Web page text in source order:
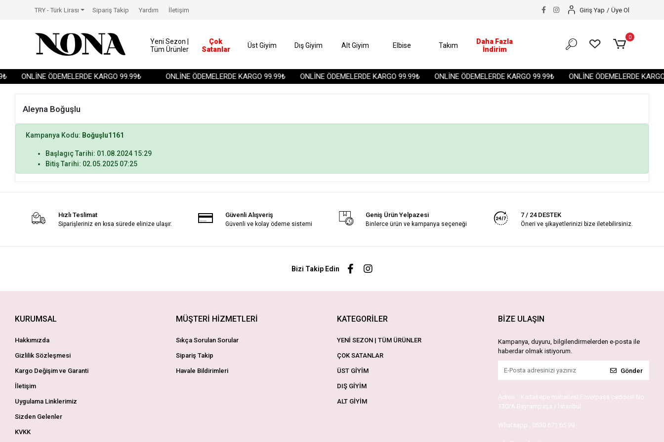
ONLİNE ÖDEMELERDE KARGO 99.99₺ ONLİNE ÖDEMELERDE KARGO 99.99₺ ONLİNE ÖDEMELERDE KARGO 99.99₺ ONLİNE ÖDEMELERDE KARGO 99.99₺ ONLİNE ÖDEMELERDE
TRY - Türk Lirası Sipariş Takip Yardım İletişim Giriş Yap / Üye Ol
Yeni Sezon |
Tüm Ürünler
Çok
Satanlar
Üst Giyim Dış Giyim Alt Giyim Elbise Takım
Daha Fazla
İndirim
0
Aleyna Boğuşlu
Kampanya Kodu: Boğuşlu1161
Başlagıç Tarihi: 01.08.2024 15:29
Bitiş Tarihi: 02.05.2025 07:25
Hızlı Teslimat
Siparişleriniz en kısa sürede elinize ulaşır.
Güvenli Alışveriş
Güvenli ve kolay ödeme sistemi
Geniş Ürün Yelpazesi
Binlerce ürün ve kampanya seçeneği
7 / 24 DESTEK
Öneri ve şikayetlerinizi bize iletebilirsiniz.
Bizi Takip Edin
KURUMSAL
Hakkımızda
Gizlilik Sözleşmesi
Kargo Değişim ve Garanti
İletişim
Uygulama Linklerimiz
Sizden Gelenler
KVKK
MÜŞTERİ HİZMETLERİ
Sıkça Sorulan Sorular
Sipariş Takip
Havale Bildirimleri
KATEGORİLER
YENİ SEZON | TÜM ÜRÜNLER
ÇOK SATANLAR
ÜST GİYİM
DIŞ GİYİM
ALT GİYİM
BİZE ULAŞIN
Kampanya, duyuru, bilgilendirmelerden e-posta ile
haberdar olmak istiyorum.
Gönder
Adres : Kartaltepe mahallesi Enverpaşa caddesi No
130/A Bayrampaşa / İstanbul
Whatsapp : 0530 671 65 99